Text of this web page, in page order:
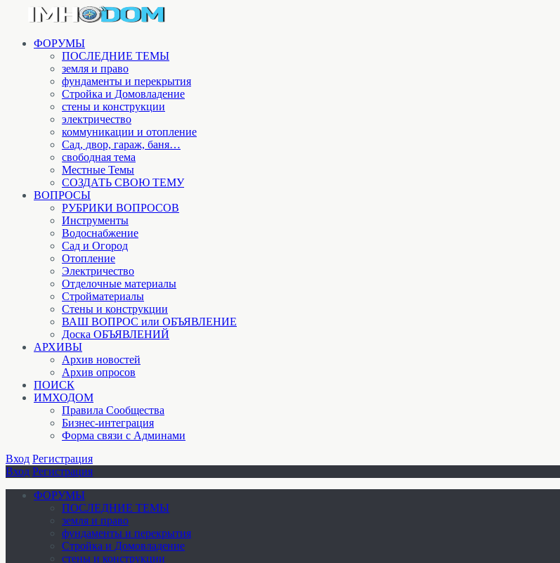
ФОРУМЫ
ПОСЛЕДНИЕ ТЕМЫ
земля и право
фундаменты и перекрытия
Стройка и Домовладение
стены и конструкции
электричество
коммуникации и отопление
Cад, двор, гараж, баня…
свободная тема
Местные Темы
СОЗДАТЬ СВОЮ ТЕМУ
ВОПРОСЫ
РУБРИКИ ВОПРОСОВ
Инструменты
Водоснабжение
Сад и Огород
Отопление
Электричество
Отделочные материалы
Стройматериалы
Стены и конструкции
ВАШ ВОПРОС или ОБЪЯВЛЕНИЕ
Доска ОБЪЯВЛЕНИЙ
АРХИВЫ
Архив новостей
Архив опросов
ПОИСК
ИМХОДОМ
Правила Сообщества
Бизнес-интеграция
Форма связи с Админами
Вход Регистрация
Вход Регистрация
ФОРУМЫ
ПОСЛЕДНИЕ ТЕМЫ
земля и право
фундаменты и перекрытия
Стройка и Домовладение
стены и конструкции